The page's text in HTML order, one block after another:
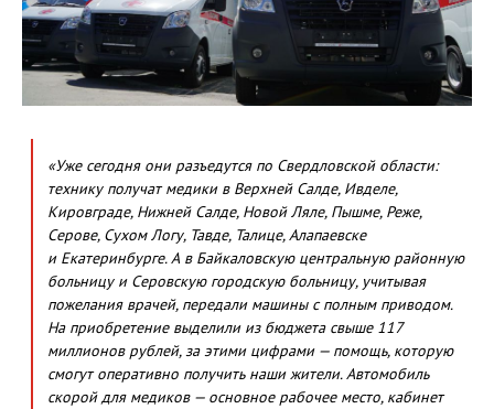
«Уже сегодня они разъедутся по Свердловской области:
технику получат медики в Верхней Салде, Ивделе,
Кировграде, Нижней Салде, Новой Ляле, Пышме, Реже,
Серове, Сухом Логу, Тавде, Талице, Алапаевске
и Екатеринбурге. А в Байкаловскую центральную районную
больницу и Серовскую городскую больницу, учитывая
пожелания врачей, передали машины с полным приводом.
На приобретение выделили из бюджета свыше 117
миллионов рублей, за этими цифрами — помощь, которую
смогут оперативно получить наши жители. Автомобиль
скорой для медиков — основное рабочее место, кабинет